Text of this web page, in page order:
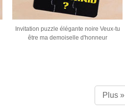
Invitation puzzle élégante noire Veux-tu
être ma demoiselle d'honneur
Plus »